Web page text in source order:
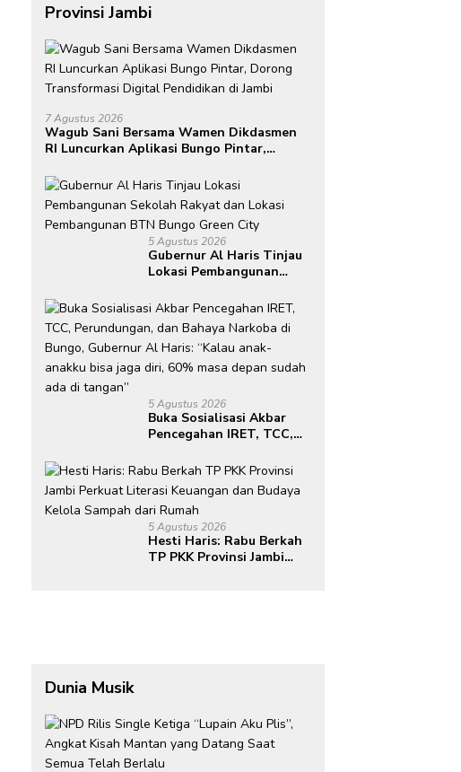
Provinsi Jambi
7 Agustus 2026
Wagub Sani Bersama Wamen Dikdasmen
RI Luncurkan Aplikasi Bungo Pintar,
di Jambi
5 Agustus 2026
Gubernur Al Haris Tinjau
Lokasi Pembangunan
Lokasi Pembangunan BTN
Bungo Green City
5 Agustus 2026
Buka Sosialisasi Akbar
Pencegahan IRET, TCC,
Narkoba di Bungo,
Gubernur Al Haris: “Kalau
anak-anakku bisa jaga
diri, 60% masa depan
sudah ada di tangan”
5 Agustus 2026
Hesti Haris: Rabu Berkah
TP PKK Provinsi Jambi
Dunia Musik